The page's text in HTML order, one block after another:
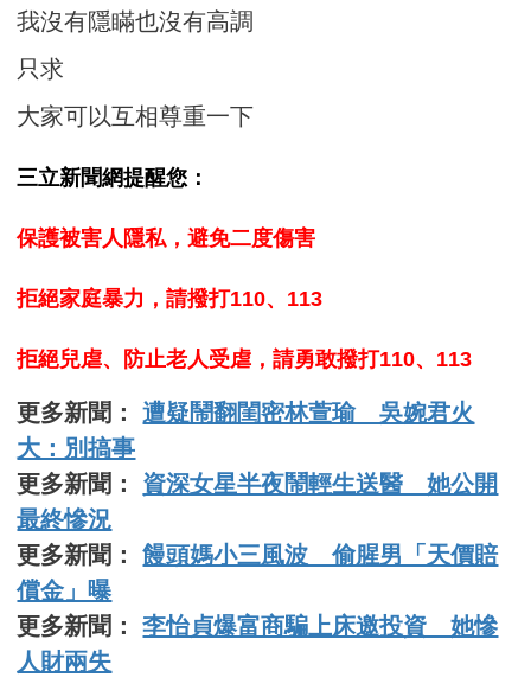
我沒有隱瞞也沒有高調
只求
大家可以互相尊重一下
三立新聞網提醒您：
保護被害人隱私，避免二度傷害
拒絕家庭暴力，請撥打110、113
拒絕兒虐、防止老人受虐，請勇敢撥打110、113
更多新聞：遭疑鬧翻閨密林萱瑜 吳婉君火
大：別搞事
更多新聞： 資深女星半夜鬧輕生送醫 她公開
最終慘況
更多新聞：饅頭媽小三風波 偷腥男「天價賠
償金」曝
更多新聞：李怡貞爆富商騙上床邀投資 她慘
人財兩失